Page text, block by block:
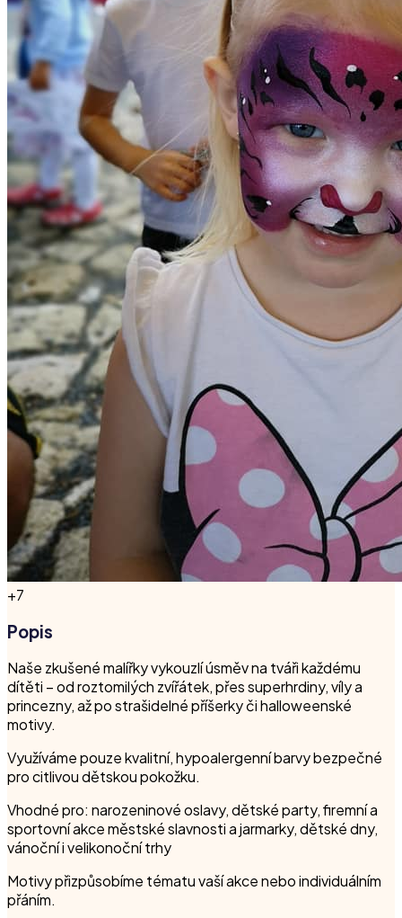
+7
Popis
Naše zkušené malířky vykouzlí úsměv na tváři každému
dítěti – od roztomilých zvířátek, přes superhrdiny, víly a
princezny, až po strašidelné příšerky či halloweenské
motivy.
Využíváme pouze kvalitní, hypoalergenní barvy bezpečné
pro citlivou dětskou pokožku.
Vhodné pro: narozeninové oslavy, dětské party, firemní a
sportovní akce městské slavnosti a jarmarky, dětské dny,
vánoční i velikonoční trhy
Motivy přizpůsobíme tématu vaší akce nebo individuálním
přáním.